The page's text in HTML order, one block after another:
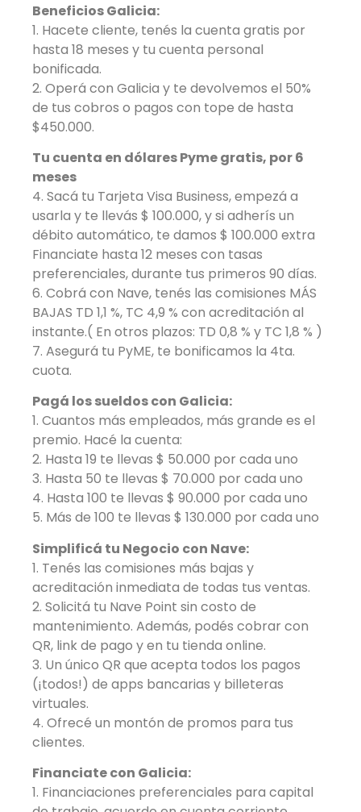
Beneficios Galicia:
1. Hacete cliente, tenés la cuenta gratis por
hasta 18 meses y tu cuenta personal
bonificada.
2. Operá con Galicia y te devolvemos el 50%
de tus cobros o pagos con tope de hasta
$450.000.
Tu cuenta en dólares Pyme gratis, por 6
meses
4. Sacá tu Tarjeta Visa Business, empezá a
usarla y te llevás $ 100.000, y si adherís un
débito automático, te damos $ 100.000 extra
Financiate hasta 12 meses con tasas
preferenciales, durante tus primeros 90 días.
6. Cobrá con Nave, tenés las comisiones MÁS
BAJAS TD 1,1 %, TC 4,9 % con acreditación al
instante.( En otros plazos: TD 0,8 % y TC 1,8 % )
7. Asegurá tu PyME, te bonificamos la 4ta.
cuota.
Pagá los sueldos con Galicia:
1. Cuantos más empleados, más grande es el
premio. Hacé la cuenta:
2. Hasta 19 te llevas $ 50.000 por cada uno
3. Hasta 50 te llevas $ 70.000 por cada uno
4. Hasta 100 te llevas $ 90.000 por cada uno
5. Más de 100 te llevas $ 130.000 por cada uno
Simplificá tu Negocio con Nave:
1. Tenés las comisiones más bajas y
acreditación inmediata de todas tus ventas.
2. Solicitá tu Nave Point sin costo de
mantenimiento. Además, podés cobrar con
QR, link de pago y en tu tienda online.
3. Un único QR que acepta todos los pagos
(¡todos!) de apps bancarias y billeteras
virtuales.
4. Ofrecé un montón de promos para tus
clientes.
Financiate con Galicia:
1. Financiaciones preferenciales para capital